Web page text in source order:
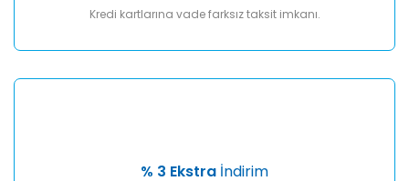
Kredi kartlarına vade farksız taksit imkanı.
% 3 Ekstra İndirim